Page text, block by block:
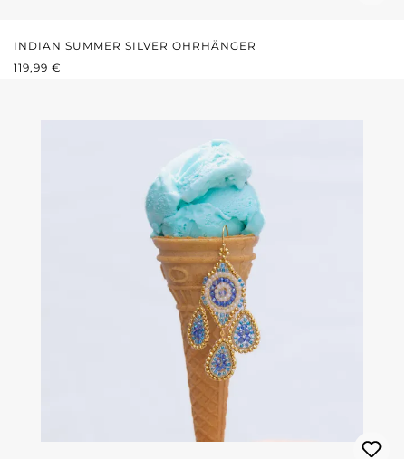
INDIAN SUMMER SILVER OHRHÄNGER
REGULÄRER PREIS:
119,99 €